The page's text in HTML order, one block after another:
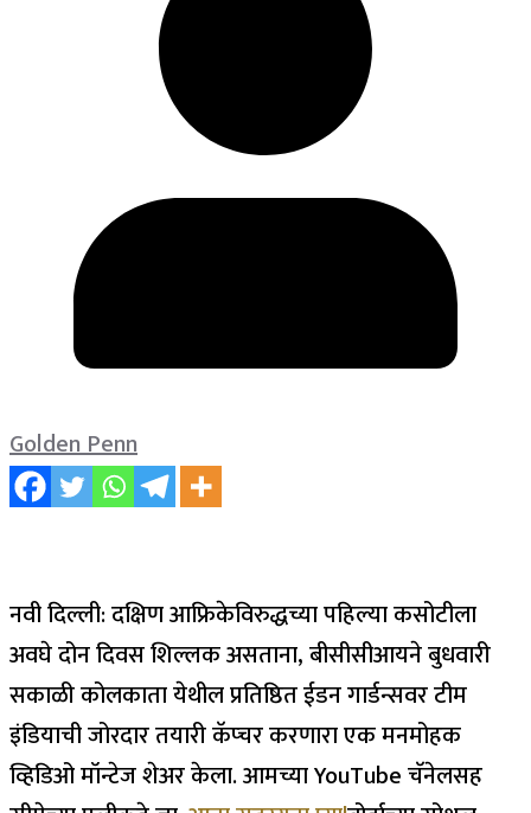
Golden Penn
नवी दिल्ली: दक्षिण आफ्रिकेविरुद्धच्या पहिल्या कसोटीला
अवघे दोन दिवस शिल्लक असताना, बीसीसीआयने बुधवारी
सकाळी कोलकाता येथील प्रतिष्ठित ईडन गार्डन्सवर टीम
इंडियाची जोरदार तयारी कॅप्चर करणारा एक मनमोहक
व्हिडिओ मॉन्टेज शेअर केला.आमच्या YouTube चॅनेलसह